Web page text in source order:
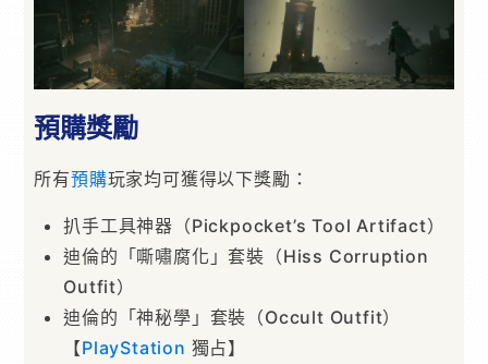
預購獎勵
所有預購玩家均可獲得以下獎勵：
扒⼿⼯具神器（Pickpocket’s Tool Artifact）
迪倫的「嘶嘯腐化」套裝（Hiss Corruption
Outfit）
迪倫的「神秘學」套裝（Occult Outfit）
【PlayStation 獨占】